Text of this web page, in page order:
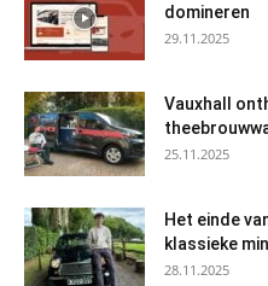
domineren
29.11.2025
Vauxhall
25.11.2025
Het einde
klassieke
28.11.2025